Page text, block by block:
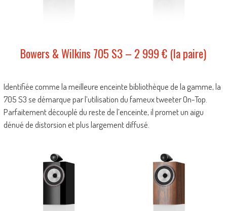
Bowers & Wilkins 705 S3 – 2 999 € (la paire)
Identifiée comme la meilleure enceinte bibliothèque de la gamme, la
705 S3 se démarque par l’utilisation du fameux tweeter On-Top.
Parfaitement découplé du reste de l’enceinte, il promet un aigu
dénué de distorsion et plus largement diffusé.